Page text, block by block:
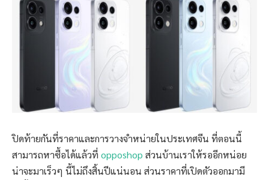
ปิดท้ายกันที่ราคาและการวางจำหน่ายในประเทศจีน ที่ตอนนี้
สามารถหาซื้อได้แล้วที่ opposhop ส่วนบ้านเราให้รออีกหน่อย
น่าจะมาเร็วๆ นี้ไม่ถึงสิ้นปีแน่นอน ส่วนราคาที่เปิดตัวออกมามี